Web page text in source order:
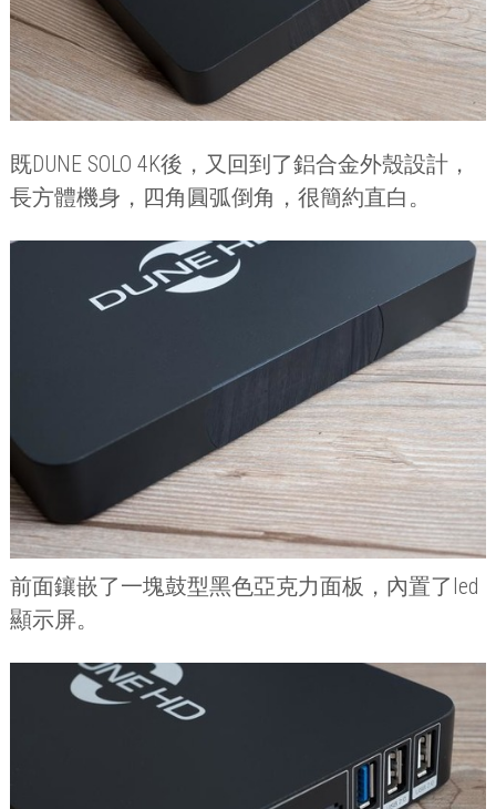
既DUNE SOLO 4K後，又回到了鋁合金外殼設計，
長方體機身，四角圓弧倒角，很簡約直白。
前面鑲嵌了一塊鼓型黑色亞克力面板，內置了 led
顯示屏。